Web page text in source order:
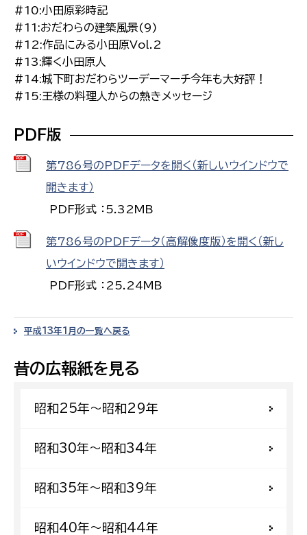
昔の広報紙を見る
昭和25年〜昭和29年
昭和30年〜昭和34年
昭和35年〜昭和39年
昭和40年〜昭和44年
#10:小田原彩時記
#11:おだわらの建築風景(9)
#12:作品にみる小田原Vol.2
#13:輝く小田原人
#14:城下町おだわらツーデーマーチ今年も大好評！
#15:王様の料理人からの熱きメッセージ
PDF版
第786号のPDFデータを開く（新しいウインドウで
開きます）
PDF形式 ：5.32MB
第786号のPDFデータ（高解像度版）を開く（新し
いウインドウで開きます）
PDF形式 ：25.24MB
平成13年1月の一覧へ戻る